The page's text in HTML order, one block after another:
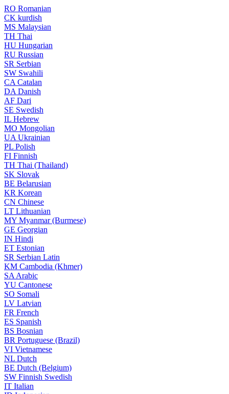
RO Romanian
CK kurdish
MS Malaysian
TH Thai
HU Hungarian
RU Russian
SR Serbian
SW Swahili
CA Catalan
DA Danish
AF Dari
SE Swedish
IL Hebrew
MO Mongolian
UA Ukrainian
PL Polish
FI Finnish
TH Thai (Thailand)
SK Slovak
BE Belarusian
KR Korean
CN Chinese
LT Lithuanian
MY Myanmar (Burmese)
GE Georgian
IN Hindi
ET Estonian
SR Serbian Latin
KM Cambodia (Khmer)
SA Arabic
YU Cantonese
SO Somali
LV Latvian
FR French
ES Spanish
BS Bosnian
BR Portuguese (Brazil)
VI Vietnamese
NL Dutch
BE Dutch (Belgium)
SW Finnish Swedish
IT Italian